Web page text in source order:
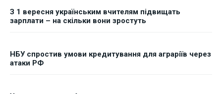
З 1 вересня українським вчителям підвищать
зарплати – на скільки вони зростуть
НБУ спростив умови кредитування для аграріїв через
атаки РФ